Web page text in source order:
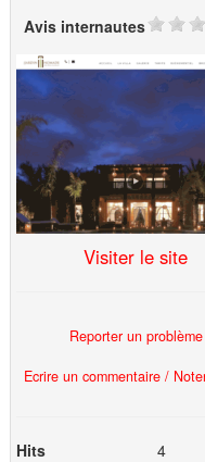
Avis internautes
Visiter le site
Reporter un problème
Ecrire un commentaire /
Hits
4